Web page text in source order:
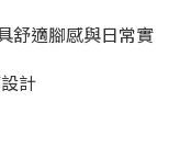
舒適腳感與日常實
計